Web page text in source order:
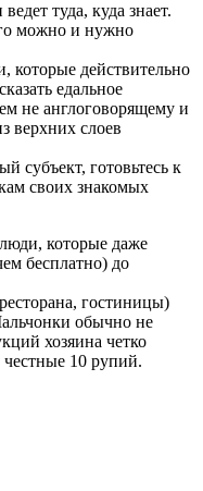
туда, куда знает.
можно и нужно
действительно
едальное
не англоговорящему и
верхних слоев
субъект, готовьтесь к
своих знакомых
которые даже
бесплатно) до
гостиницы)
обычно не
хозяина четко
10 рупий.